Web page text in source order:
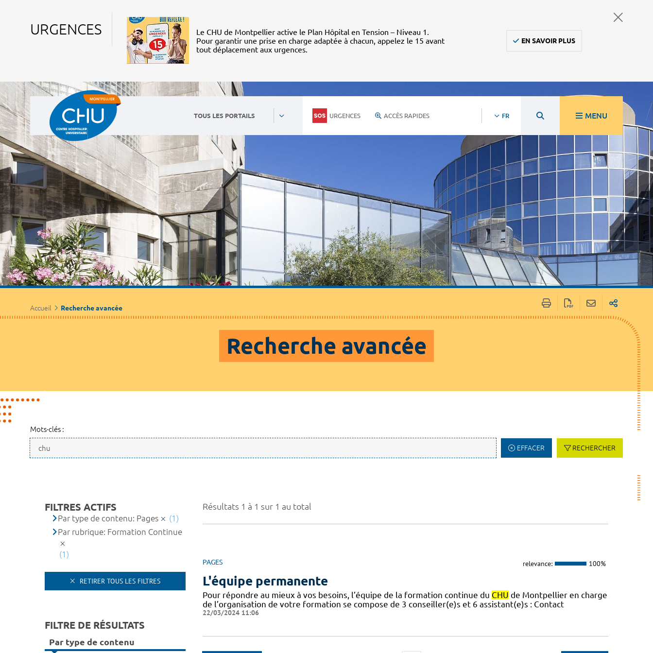
URGENCES
Le CHU de Montpellier active le Plan Hôpital en Tension – Niveau 1.
Pour garantir une prise en charge adaptée à chacun, appelez le 15 avant
tout déplacement aux urgences.
EN SAVOIR PLUS
TOUS LES PORTAILS URGENCES ACCÈS RAPIDES FR MENU
Accueil Recherche avancée
Recherche avancée
Mots-clés :
EFFACER RECHERCHER
Résultats 1 à 1 sur 1 au total
PAGES relevance: 100%
L'équipe permanente
Pour répondre au mieux à vos besoins, l’équipe de la formation continue du CHU de Montpellier en charge
de l’organisation de votre formation se compose de 3 conseiller(e)s et 6 assistant(e)s : Contact
22/03/2024 11:06
FILTRES ACTIFS
Par type de contenu: Pages
(1)
Par rubrique: Formation Continue
(1)
RETIRER TOUS LES FILTRES
FILTRE DE RÉSULTATS
Par type de contenu